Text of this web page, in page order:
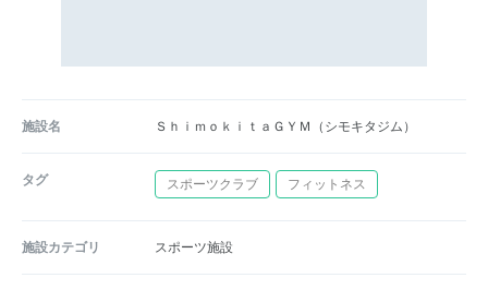
施設名 ＳｈｉｍｏｋｉｔａＧＹＭ（シモキタジム）
タグ スポーツクラブ フィットネス
施設カテゴリ スポーツ施設